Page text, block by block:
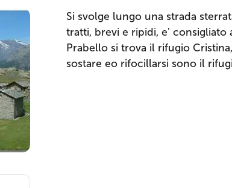
Si svolge lungo una strada
tratti, brevi e ripidi, e' consigliato
Prabello si trova il rifugio
sostare eo rifocillarsi sono il